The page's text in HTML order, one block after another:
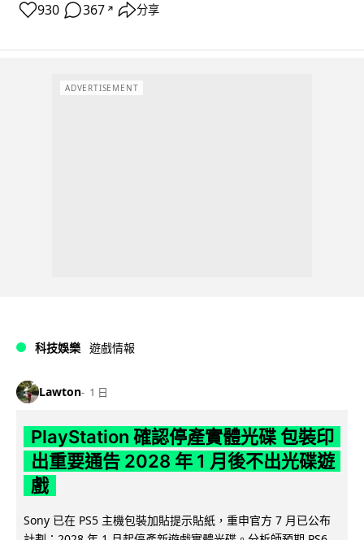
930 367 ↗ 分享
ADVERTISEMENT
科技娛樂 遊戲情報
Lawton 1 日
PlayStation 確認停產實體光碟 包裝印
出重要通告 2028 年 1 月後不出光碟遊
戲
Sony 已在 PS5 主機包裝加貼提示貼紙，重申官方 7 月已公布